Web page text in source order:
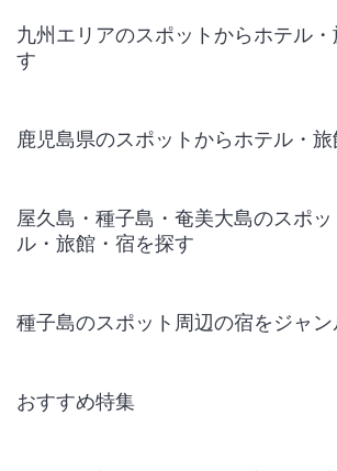
九州エリアのスポットからホテル
す
鹿児島県のスポットからホテル・
屋久島・種子島・奄美大島のスポ
ル・旅館・宿を探す
種子島のスポット周辺の宿をジャ
おすすめ特集